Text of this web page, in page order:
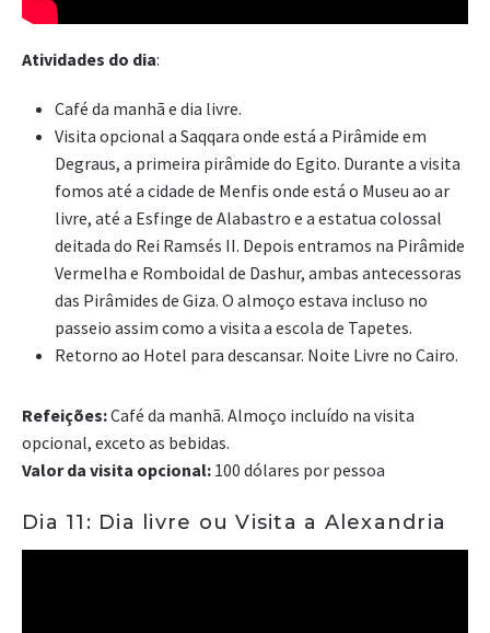
Atividades do dia:
Café da manhã e dia livre.
Visita opcional a Saqqara onde está a Pirâmide em
Degraus, a primeira pirâmide do Egito. Durante a visita
fomos até a cidade de Menfis onde está o Museu ao ar
livre, até a Esfinge de Alabastro e a estatua colossal
deitada do Rei Ramsés II. Depois entramos na Pirâmide
Vermelha e Romboidal de Dashur, ambas antecessoras
das Pirâmides de Giza. O almoço estava incluso no
passeio assim como a visita a escola de Tapetes.
Retorno ao Hotel para descansar. Noite Livre no Cairo.
Refeições:Café da manhã. Almoço incluído na visita
opcional, exceto as bebidas.
Valor da visita opcional: 100 dólares por pessoa
Dia 11: Dia livre ou Visita a Alexandria